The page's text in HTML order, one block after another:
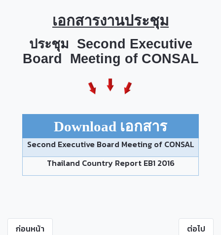
เอกสารงานประชุม
ประชุม Second Executive
Board Meeting of CONSAL
Download เอกสาร
Second Executive Board Meeting of CONSAL
Thailand Country Report EB1 2016
ก่อนหน้า ต่อไป